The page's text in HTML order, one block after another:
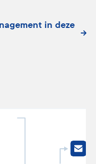
in deze